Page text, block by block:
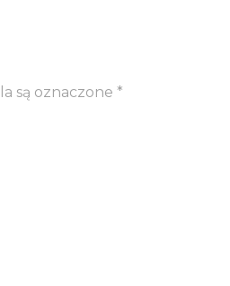
są oznaczone *